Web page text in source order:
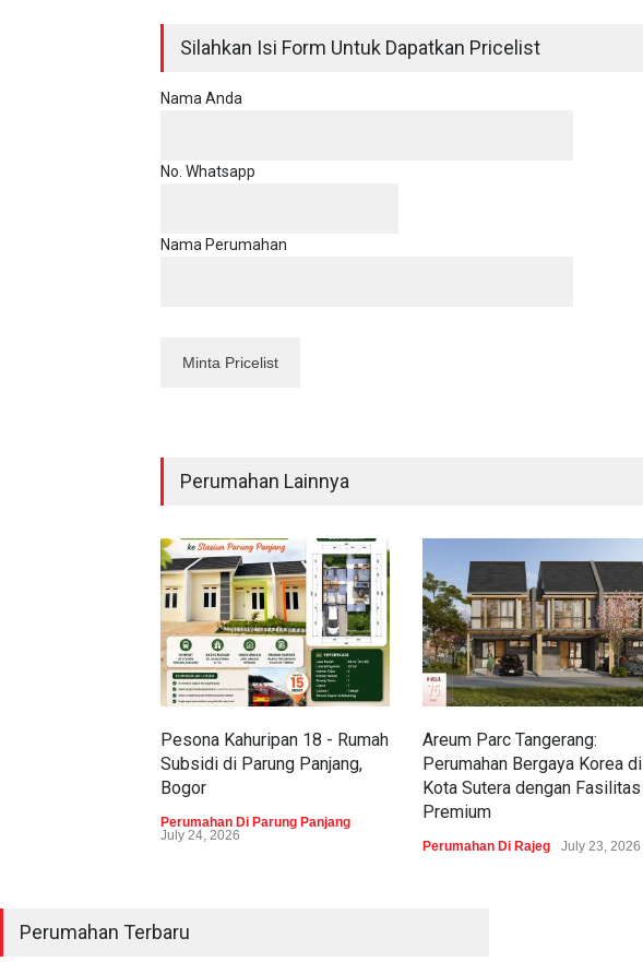
Silahkan Isi Form Untuk Dapatkan Pricelist
Nama Anda
No. Whatsapp
Nama Perumahan
Perumahan Lainnya
Pesona Kahuripan 18 - Rumah
Subsidi di Parung Panjang,
Bogor
Perumahan Di Parung Panjang
July 24, 2026
Areum Parc Tangerang:
Perumahan Bergaya Korea di
Kota Sutera dengan Fasilitas
Premium
Perumahan Di Rajeg July 23, 2026
Perumahan Terbaru